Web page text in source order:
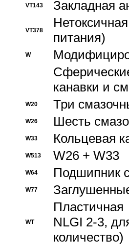
VT143 Закладная
VT378
питания)
W
канавки и
W20 Три
W26 Шесть
W33 Кольцевая
W513 W26 + W33
W64 Подшипник
W77
WT
NLGI 2-3,
количество)